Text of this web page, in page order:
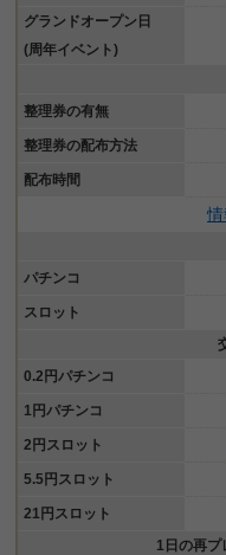
グランドオープン日
(周年イベント)
整理券の有無
整理券の配布方法
配布時間
パチンコ
スロット
0.2円パチンコ
1円パチンコ
2円スロット
5.5円スロット
21円スロット
1日の再プ